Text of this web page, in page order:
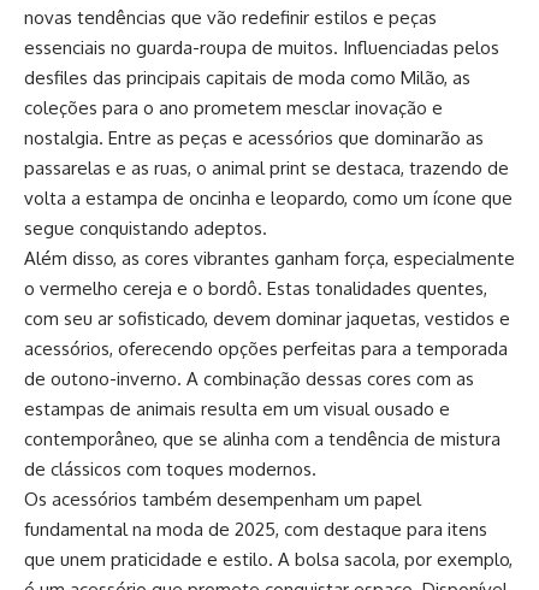
novas tendências que vão redefinir estilos e peças
essenciais no guarda-roupa de muitos. Influenciadas pelos
desfiles das principais capitais de moda como Milão, as
coleções para o ano prometem mesclar inovação e
nostalgia. Entre as peças e acessórios que dominarão as
passarelas e as ruas, o animal print se destaca, trazendo de
volta a estampa de oncinha e leopardo, como um ícone que
segue conquistando adeptos.
Além disso, as cores vibrantes ganham força, especialmente
o vermelho cereja e o bordô. Estas tonalidades quentes,
com seu ar sofisticado, devem dominar jaquetas, vestidos e
acessórios, oferecendo opções perfeitas para a temporada
de outono-inverno. A combinação dessas cores com as
estampas de animais resulta em um visual ousado e
contemporâneo, que se alinha com a tendência de mistura
de clássicos com toques modernos.
Os acessórios também desempenham um papel
fundamental na moda de 2025, com destaque para itens
que unem praticidade e estilo. A bolsa sacola, por exemplo,